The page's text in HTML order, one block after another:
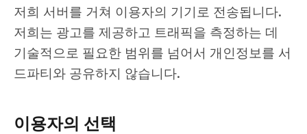
저희 서버를 거쳐 이용자의 기기로 전송됩니다.
저희는 광고를 제공하고 트래픽을 측정하는 데
기술적으로 필요한 범위를 넘어서 개인정보를 서
드파티와 공유하지 않습니다.
이용자의 선택